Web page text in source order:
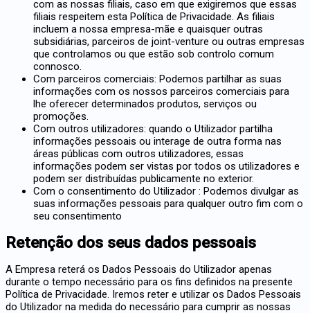
com as nossas filiais, caso em que exigiremos que essas
filiais respeitem esta Política de Privacidade. As filiais
incluem a nossa empresa-mãe e quaisquer outras
subsidiárias, parceiros de joint-venture ou outras empresas
que controlamos ou que estão sob controlo comum
connosco.
Com parceiros comerciais: Podemos partilhar as suas
informações com os nossos parceiros comerciais para
lhe oferecer determinados produtos, serviços ou
promoções.
Com outros utilizadores: quando o Utilizador partilha
informações pessoais ou interage de outra forma nas
áreas públicas com outros utilizadores, essas
informações podem ser vistas por todos os utilizadores e
podem ser distribuídas publicamente no exterior.
Com o consentimento do Utilizador : Podemos divulgar as
suas informações pessoais para qualquer outro fim com o
seu consentimento
Retenção dos seus dados pessoais
A Empresa reterá os Dados Pessoais do Utilizador apenas
durante o tempo necessário para os fins definidos na presente
Política de Privacidade. Iremos reter e utilizar os Dados Pessoais
do Utilizador na medida do necessário para cumprir as nossas